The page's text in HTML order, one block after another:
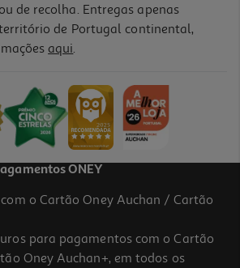
Q.5259 Retro Rosa 1050 W 6 Níveis
de recolha. Entregas apenas
de Portugal continental,
aqui.
ONEY
o Cartão Oney Auchan / Cartão
para pagamentos com o Cartão
Oney Auchan+, em todos os